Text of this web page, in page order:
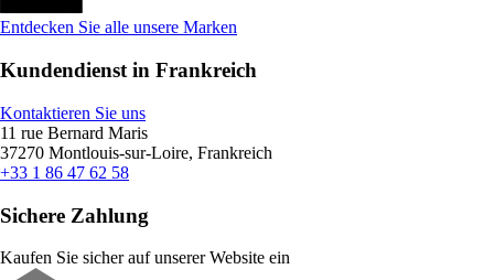
Entdecken Sie alle unsere Marken
Kundendienst in Frankreich
Kontaktieren Sie uns
11 rue Bernard Maris
37270 Montlouis-sur-Loire, Frankreich
+33 1 86 47 62 58
Sichere Zahlung
Kaufen Sie sicher auf unserer Website ein